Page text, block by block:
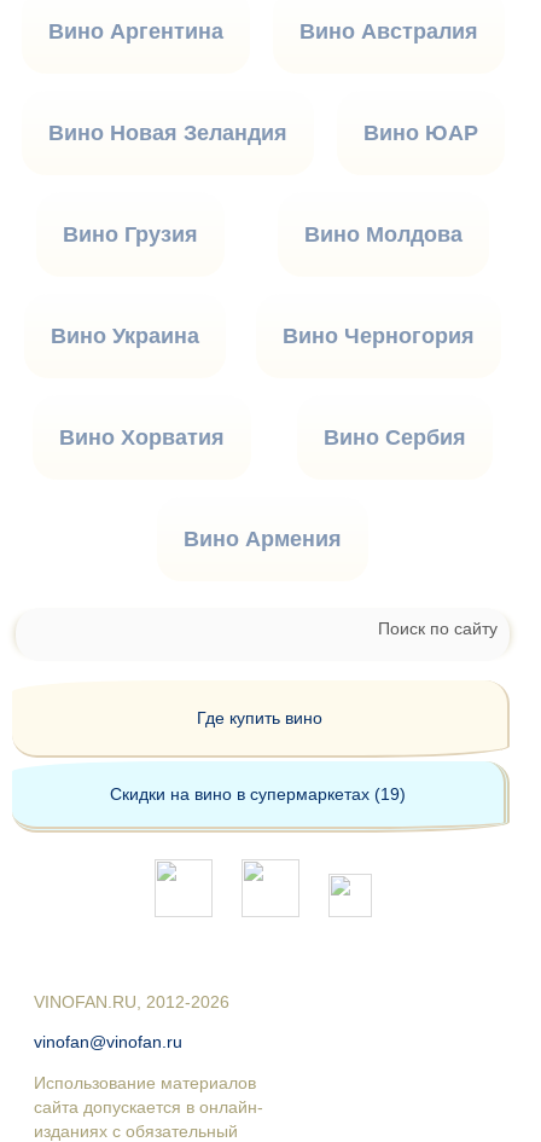
Вино Аргентина Вино Австралия
Вино Новая Зеландия Вино ЮАР
Вино Грузия Вино Молдова
Вино Украина Вино Черногория
Вино Хорватия Вино Сербия
Вино Армения
Поиск по сайту
Где купить вино
Скидки на вино в супермаркетах (19)
VINOFAN.RU, 2012-2026
vinofan@vinofan.ru
Использование материалов
сайта допускается в онлайн-
изданиях с обязательный